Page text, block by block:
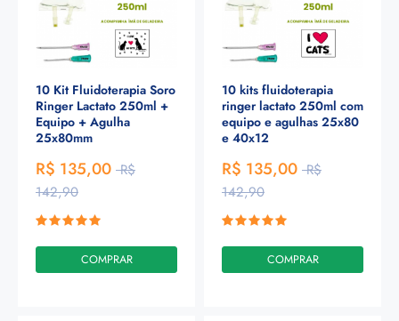
10 Kit Fluidoterapia Soro
Ringer Lactato 250ml +
Equipo + Agulha
25x80mm
R$ 135,00 R$
142,90
COMPRAR
10 kits fluidoterapia
ringer lactato 250ml com
equipo e agulhas 25x80
e 40x12
R$ 135,00 R$
142,90
COMPRAR